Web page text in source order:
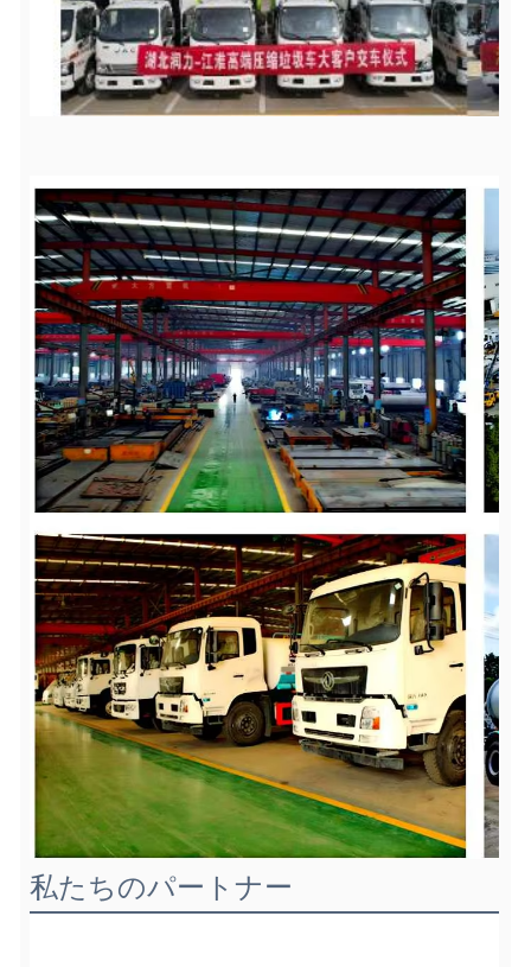
私たちのパートナー